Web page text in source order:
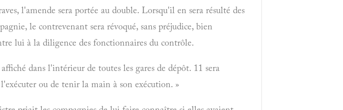
l'amende sera portée au double. Lorsqu'il en sera résulté des
le contrevenant sera révoqué, sans préjudice, bien
lui à la diligence des fonctionnaires du contrôle.
dans l'intérieur de toutes les gares de dépôt. 11 sera
ou de tenir la main à son exécution. »